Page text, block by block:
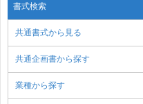
書式検索
共通書式から見る
共通企画書から探す
業種から探す